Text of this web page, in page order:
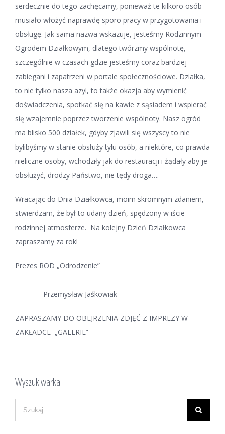
serdecznie do tego zachęcamy, ponieważ te kilkoro osób
musiało włożyć naprawdę sporo pracy w przygotowania i
obsługę. Jak sama nazwa wskazuje, jesteśmy Rodzinnym
Ogrodem Działkowym, dlatego twórzmy wspólnotę,
szczególnie w czasach gdzie jesteśmy coraz bardziej
zabiegani i zapatrzeni w portale społecznościowe. Działka,
to nie tylko nasza azyl, to także okazja aby wymienić
doświadczenia, spotkać się na kawie z sąsiadem i wspierać
się wzajemnie poprzez tworzenie wspólnoty. Nasz ogród
ma blisko 500 działek, gdyby zjawili się wszyscy to nie
bylibyśmy w stanie obsłuży tylu osób, a niektóre, co prawda
nieliczne osoby, wchodziły jak do restauracji i żądały aby je
obsłużyć, drodzy Państwo, nie tędy droga….
Wracając do Dnia Działkowca, moim skromnym zdaniem,
stwierdzam, że był to udany dzień, spędzony w iście
rodzinnej atmosferze. Na kolejny Dzień Działkowca
zapraszamy za rok!
Prezes ROD „Odrodzenie”
Przemysław Jaśkowiak
ZAPRASZAMY DO OBEJRZENIA ZDJĘĆ Z IMPREZY W
ZAKŁADCE „GALERIE”
Wyszukiwarka